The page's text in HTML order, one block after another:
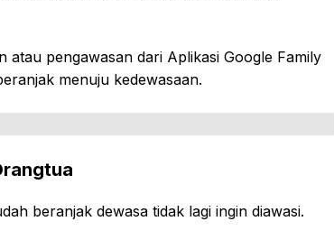
atau pengawasan dari Aplikasi Google Family
menuju kedewasaan.
beranjak dewasa tidak lagi ingin diawasi.